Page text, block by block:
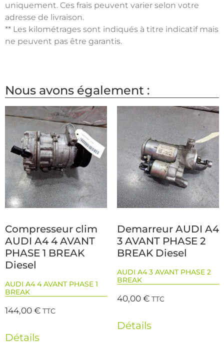
uniquement. Ces frais peuvent varier selon votre
adresse de livraison.
** Les kilométrages sont indiqués à titre indicatif mais
ne peuvent pas être garantis.
Nous avons également :
Compresseur clim
AUDI A4 4 AVANT
PHASE 1 BREAK
Diesel
AUDI A4 4 AVANT PHASE 1
BREAK
144,00€ TTC
Détails
Demarreur AUDI A4
3 AVANT PHASE 2
BREAK Diesel
AUDI A4 3 AVANT PHASE 2
BREAK
40,00€ TTC
Détails